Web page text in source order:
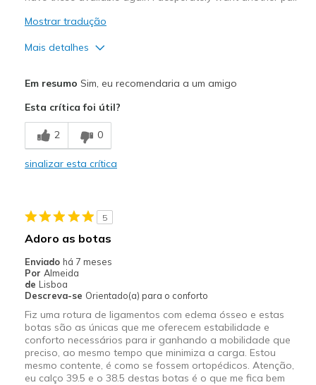
Mostrar tradução
Mais detalhes
Comfortable
Durable
Going Out
Width
Sizing
Feels true to size
View On Shoes
Shoes are for Wearing
Em resumo Sim, eu recomendaria a um amigo
Esta crítica foi útil?
2 0
sinalizar esta crítica
5
Adoro as botas
Enviado há 7 meses
Por Almeida
de Lisboa
Descreva-se Orientado(a) para o conforto
Fiz uma rotura de ligamentos com edema ósseo e estas
botas são as únicas que me oferecem estabilidade e
conforto necessários para ir ganhando a mobilidade que
preciso, ao mesmo tempo que minimiza a carga. Estou
mesmo contente, é como se fossem ortopédicos. Atenção,
eu calço 39.5 e o 38.5 destas botas é o que me fica bem